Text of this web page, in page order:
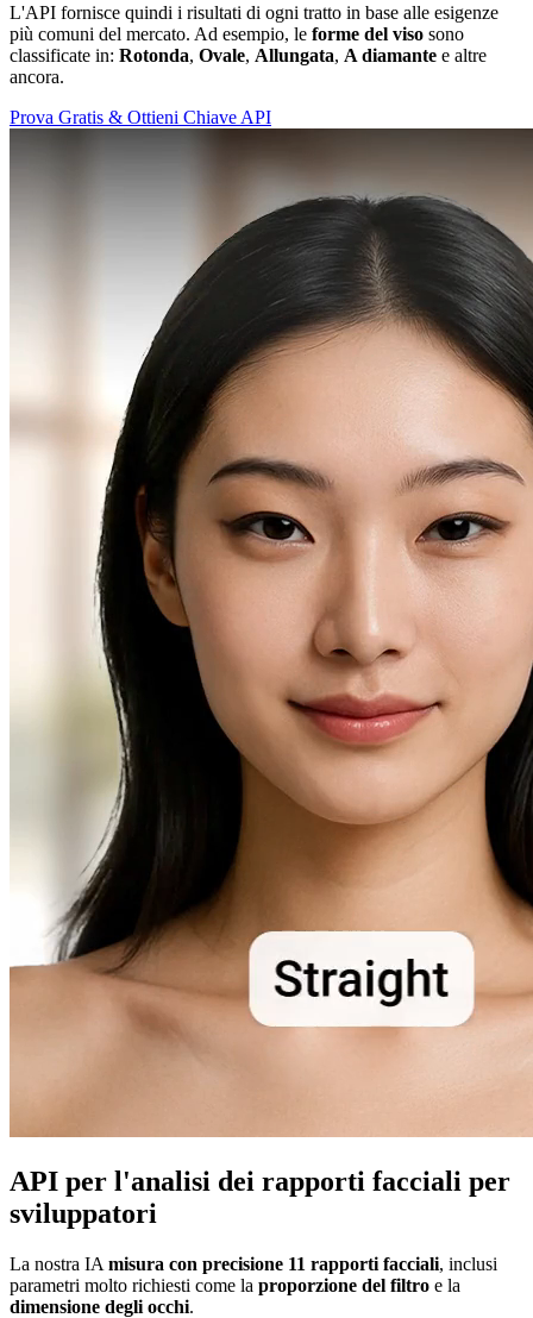
L'API fornisce quindi i risultati di ogni tratto in base alle esigenze
più comuni del mercato. Ad esempio, le forme del viso sono
classificate in: Rotonda, Ovale, Allungata, A diamante e altre
ancora.
Prova Gratis & Ottieni Chiave API
API per l'analisi dei rapporti facciali per
sviluppatori
La nostra IA misura con precisione 11 rapporti facciali, inclusi
parametri molto richiesti come la proporzione del filtro e la
dimensione degli occhi.